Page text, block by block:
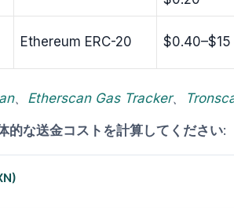
Ethereum ERC-20 $0.40–$15
、 Etherscan Gas Tracker、
的な送金コストを計算してください: